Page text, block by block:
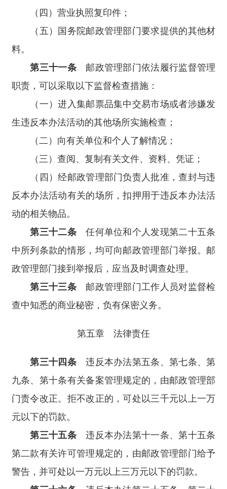
（四）营业执照复印件；
（五）国务院邮政管理部门要求提供的其他材
料。
第三十一条邮政管理部门依法履行监督管理
职责，可以采取以下监督检查措施：
（一）进入集邮票品集中交易市场或者涉嫌发
生违反本办法活动的其他场所实施检查；
（二）向有关单位和个人了解情况；
（三）查阅、复制有关文件、资料、凭证；
（四）经邮政管理部门负责人批准，查封与违
反本办法活动有关的场所，扣押用于违反本办法活
动的相关物品。
第三十二条任何单位和个人发现第二十五条
中所列条款的情形，均可向邮政管理部门举报。邮
政管理部门接到举报后，应当及时调查处理。
第三十三条邮政管理部门工作人员对监督检
查中知悉的商业秘密，负有保密义务。
第五章 法律责任
第三十四条违反本办法第五条、第七条、第
九条、第十条有关备案管理规定的，由邮政管理部
门责令改正。拒不改正的，可处以三千元以上一万
元以下的罚款。
第三十五条违反本办法第十一条、第十五条
第二款有关许可管理规定的，由邮政管理部门给予
警告，并可处以一万元以上三万元以下的罚款。